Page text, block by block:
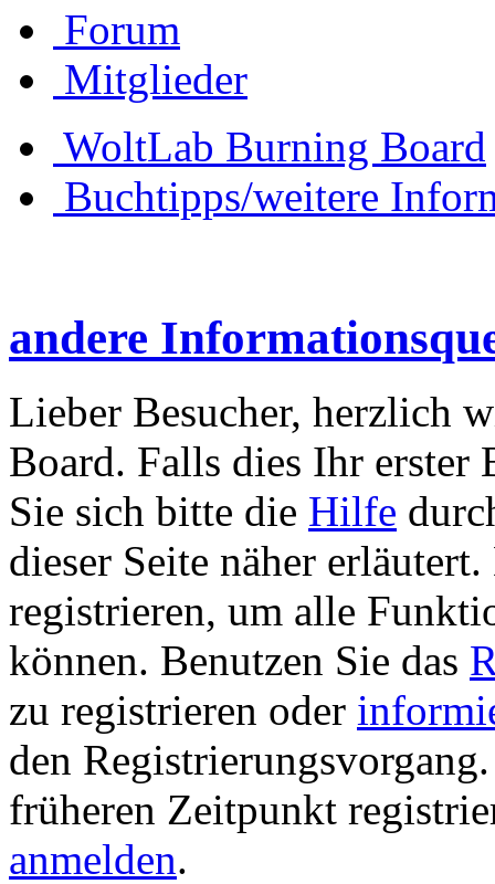
Forum
Mitglieder
WoltLab Burning Board
Buchtipps/weitere
andere
Lieber Besucher, herzlich
Board. Falls dies Ihr erster
Sie sich bitte die Hilfe
dieser Seite näher
registrieren, um alle
können. Benutzen Sie das
zu registrieren oder
den
früheren Zeitpunkt
anmelden.